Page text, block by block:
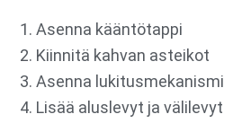
Asenna kääntötappi
Kiinnitä kahvan asteikot
Asenna lukitusmekanismi
Lisää aluslevyt ja välilevyt